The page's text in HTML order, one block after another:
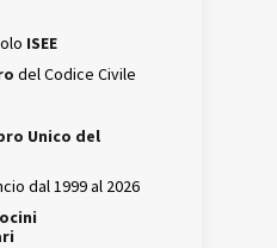
ISEE
del Codice Civile
Unico del
dal 1999 al 2026